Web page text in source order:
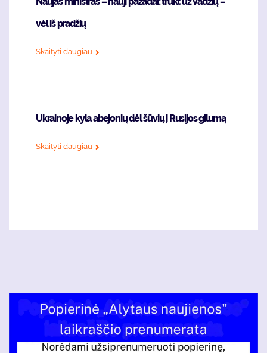
vėl iš pradžių
Skaityti daugiau
Ukrainoje kyla abejonių dėl šūvių į Rusijos gilumą
Skaityti daugiau